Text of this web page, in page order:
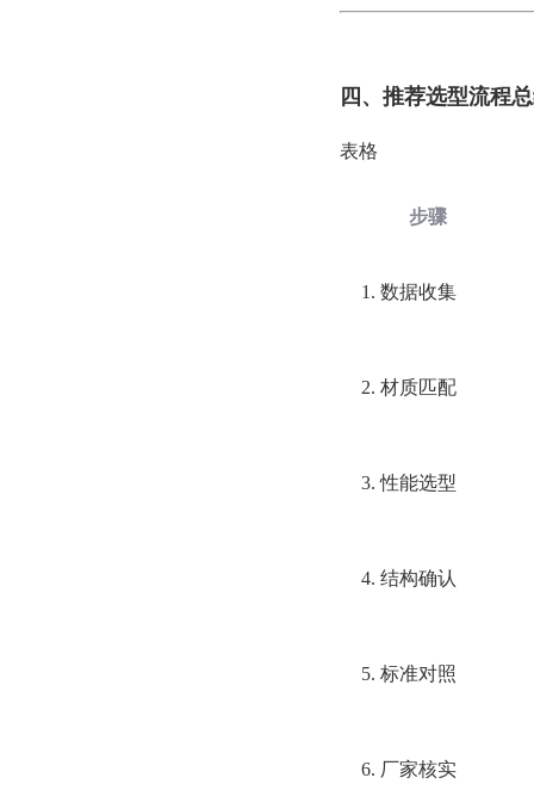
四、推荐选型流程
表格
步骤
1. 数据收集
2. 材质匹配
3. 性能选型
4. 结构确认
5. 标准对照
6. 厂家核实